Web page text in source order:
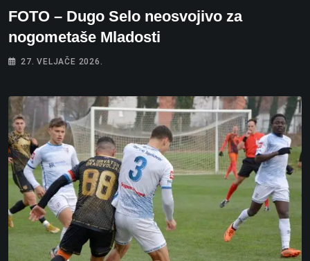
FOTO – Dugo Selo neosvojivo za
nogometaše Mladosti
27. VELJAČE 2026.